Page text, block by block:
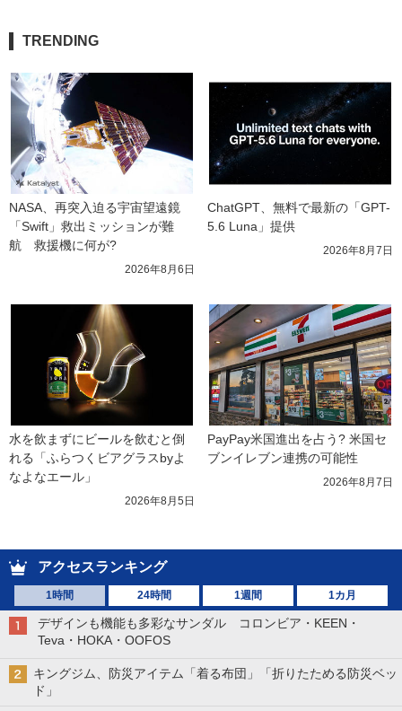
TRENDING
NASA、再突入迫る宇宙望遠鏡
「Swift」救出ミッションが難
航　救援機に何が?
2026年8月6日
ChatGPT、無料で最新の「GPT-
5.6 Luna」提供
2026年8月7日
水を飲まずにビールを飲むと倒
れる「ふらつくビアグラスbyよ
なよなエール」
2026年8月5日
PayPay米国進出を占う? 米国セ
ブンイレブン連携の可能性
2026年8月7日
アクセスランキング
1時間 24時間 1週間 1カ月
デザインも機能も多彩なサンダル コロンビア・KEEN・
Teva・HOKA・OOFOS
キングジム、防災アイテム「着る布団」「折りたためる防災ベッ
ド」